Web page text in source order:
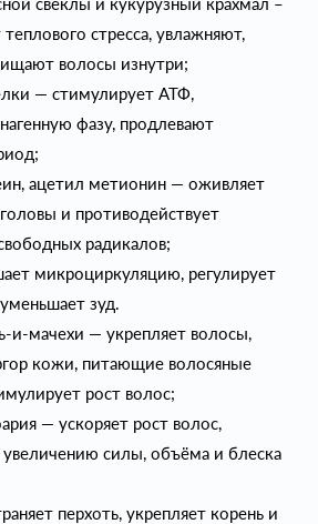
стресса, увлажняют,
волосы изнутри;
— стимулирует АТФ,
фазу, продлевают
ацетил метионин — оживляет
и противодействует
радикалов;
микроциркуляцию, регулирует
зуд.
и-мачехи — укрепляет волосы,
кожи, питающие волосяные
рост волос;
— ускоряет рост волос,
увеличению силы, объёма и блеска
перхоть, укрепляет корень и